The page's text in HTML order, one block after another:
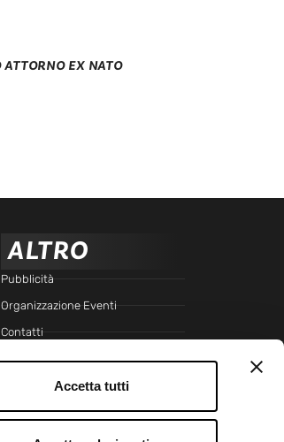
Accetta tutti
EX NATO
ALTRO
Pubblicità
Organizzazione Eventi
Contatti
Cookie Policy
Privacy Policy
Trasparenza